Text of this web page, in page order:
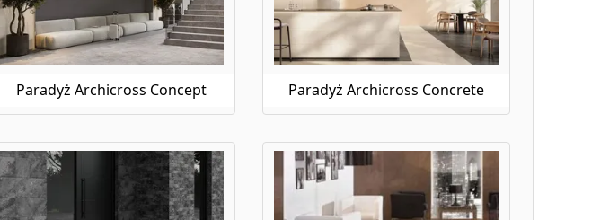
marmur Paradyż to sposób na wprowadzenie tych atrybutów do wnętrza
materiał. W ofercie e-budujemy.pl znajdziesz różne wzory i kolory płytek
sypialni czy łazience. Płytki te łączą wyjątkowy wygląd z trwałością i łatwością
e-budujemy.pl to gwarancja solidności, wytrzymałości i atrakcyjnego wyglądu na
oferty wzorów i kolorów, które idealnie wpasują się w Twoje wnętrze.
Paradyż Archicross Concept Paradyż Archicross Concrete